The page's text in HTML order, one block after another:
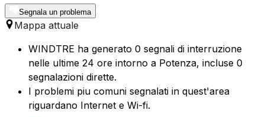
Segnala un problema
Mappa attuale
WINDTRE ha generato 0 segnali di interruzione
nelle ultime 24 ore intorno a Potenza, incluse 0
segnalazioni dirette.
I problemi piu comuni segnalati in quest'area
riguardano Internet e Wi-fi.